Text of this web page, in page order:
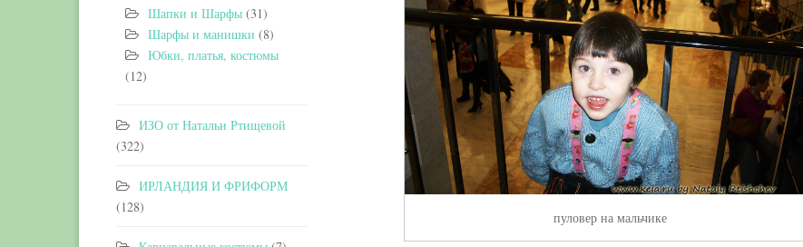
пуловер на мальчике
Шапки и Шарфы (31)
Шарфы и манишки (8)
Юбки, платья, костюмы
(12)
ИЗО от Натальи Ртищевой
(322)
ИРЛАНДИЯ И ФРИФОРМ
(128)